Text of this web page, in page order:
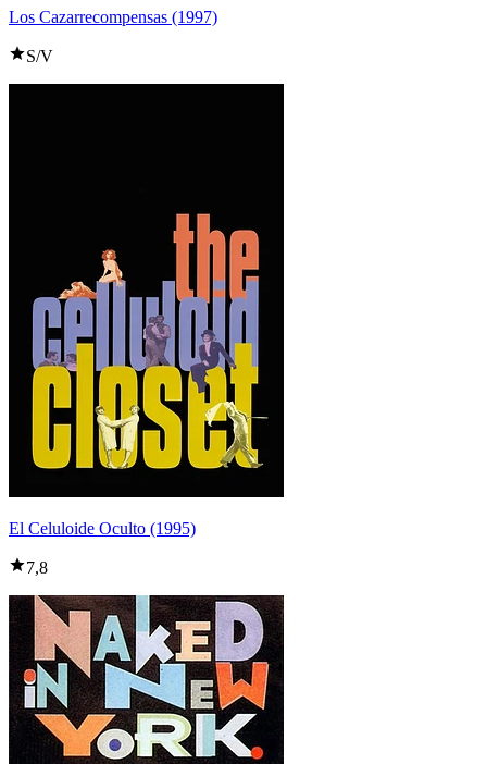
Los Cazarrecompensas (1997)
S/V
El Celuloide Oculto (1995)
7,8